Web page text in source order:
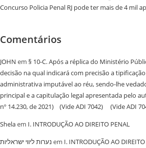
Concurso Policia Penal RJ pode ter mais de 4 mil
Comentários
JOHN em § 10-C. Após a réplica do Ministério
decisão na qual indicará com precisão a
administrativa imputável ao réu, sendo-lhe
principal e a capitulação legal apresentada
nº 14.230, de 2021) (Vide ADI 7042) (Vide ADI
Shelaem I. INTRODUÇÃO AO DIREITO PENAL
נערות ליווי ישראליות em I. INTRODUÇÃO AO DIREITO